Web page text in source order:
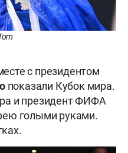
с президентом
показали Кубок мира.
и президент ФИФА
голыми руками.